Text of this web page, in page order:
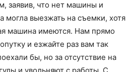
заявив, что нет машины и
могла выезжать на съемки, хотя
машина имеются. Нам прямо
и езжайте раз вам так
бы, но за отсутствие на